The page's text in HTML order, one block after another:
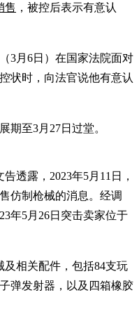
售 ，被控后表示有意认
3月6日）在国家法院面对
状时，向法官说他有意认
期至3月27日过堂。
透露，2023年5月11日，
仿制枪械的消息。经调
年5月26日突击卖家位于
及相关配件，包括84支玩
弹发射器，以及四箱橡胶